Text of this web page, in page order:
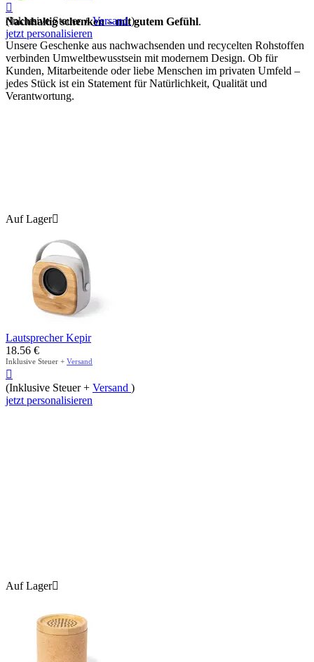
Nachhaltig schenken – mit gutem Gefühl.
Unsere Geschenke aus nachwachsenden und recycelten Rohstoffen
verbinden Umweltbewusstsein mit modernem Design. Ob für
Kunden, Mitarbeitende oder liebe Menschen im privaten Umfeld –
jedes Stück ist ein Statement für Natürlichkeit, Qualität und
Verantwortung.

(Inklusive Steuer +Versand)
jetzt personalisieren
Auf Lager
Lautsprecher Kepir
18.56 €
Inklusive Steuer + Versand

(Inklusive Steuer + Versand )
jetzt personalisieren
Auf Lager